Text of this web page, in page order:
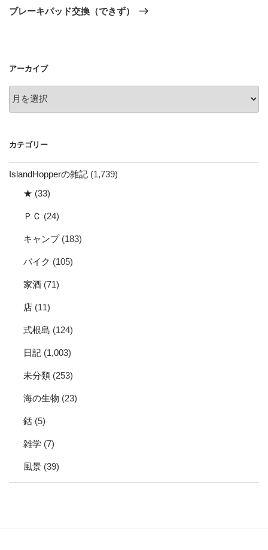
ゲ
ン
の
ブレーキパッド交換（できず）
アーカイブ
ー
ブ
カテゴリー
IslandHopperの雑記 (1,739)
★ (33)
ＰＣ (24)
キャンプ(183)
バイク (105)
家酒 (71)
店 (11)
式根島 (124)
日記 (1,003)
未分類 (253)
海の生物 (23)
銛 (5)
雑学 (7)
風景 (39)